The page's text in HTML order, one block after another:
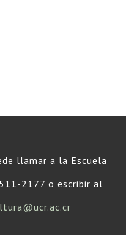
llamar a la Escuela
2177 o escribir al